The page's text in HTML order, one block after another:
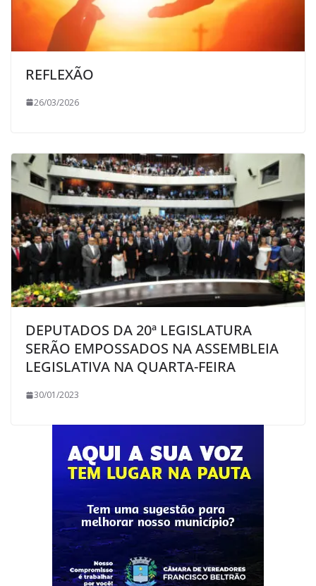
REFLEXÃO
26/03/2026
DEPUTADOS DA 20ª LEGISLATURA
SERÃO EMPOSSADOS NA ASSEMBLEIA
LEGISLATIVA NA QUARTA-FEIRA
30/01/2023